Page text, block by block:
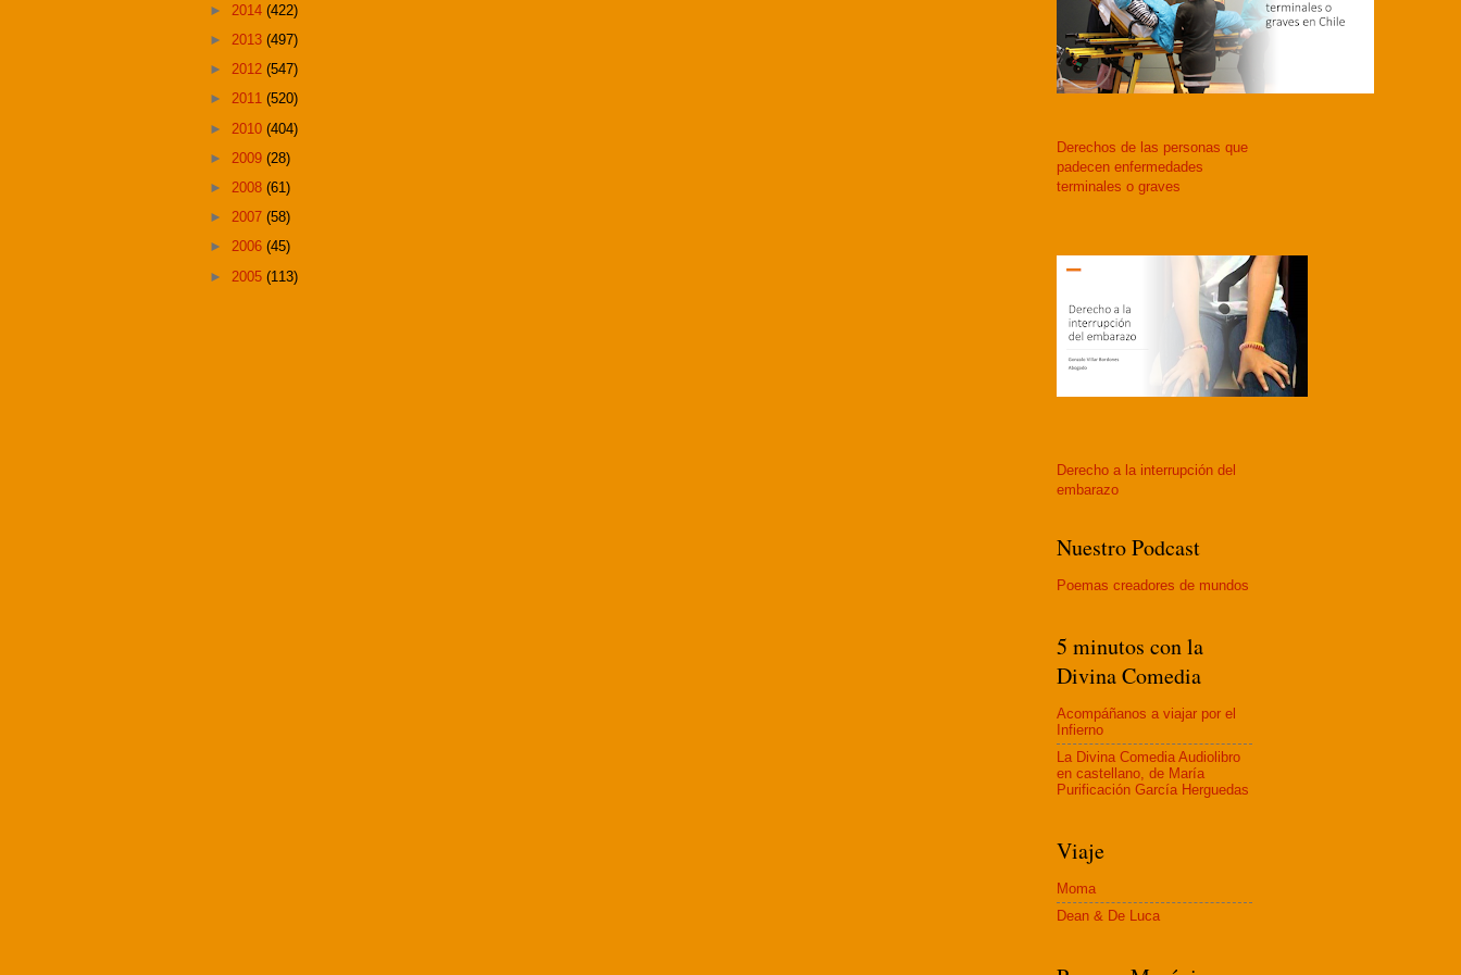
► 2014 (422)
► 2013 (497)
► 2012 (547)
► 2011 (520)
► 2010 (404)
► 2009 (28)
► 2008 (61)
► 2007 (58)
► 2006 (45)
► 2005 (113)
Derechos de las personas que
padecen enfermedades
terminales o graves
Derecho a la interrupción del
embarazo
Nuestro Podcast
Poemas creadores de mundos
5 minutos con la
Divina Comedia
Acompáñanos a viajar por el
Infierno
La Divina Comedia Audiolibro
en castellano, de María
Purificación García Herguedas
Viaje
Moma
Dean & De Luca